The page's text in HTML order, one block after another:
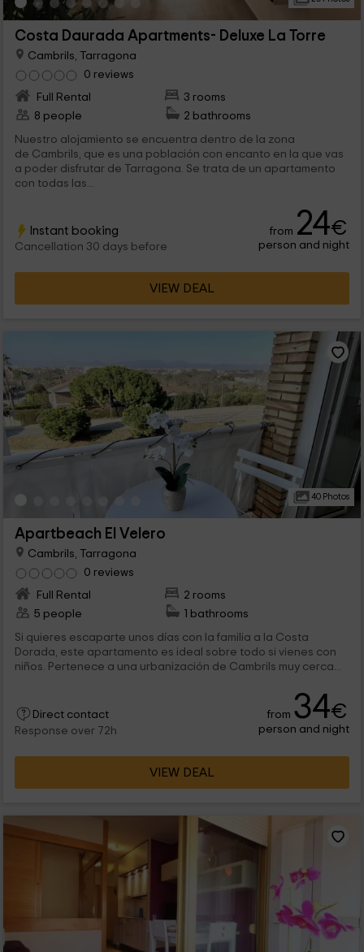
Costa Daurada Apartments- Deluxe La Torre
Cambrils, Tarragona
0 reviews
Full Rental
3 rooms
8 people
2 bathrooms
Nuestro alojamiento se encuentra dentro de la zona
de Cambrils, que es una población con encanto en la que vas
a poder disfrutar de Tarragona. Se trata de un apartamento
con todas las...
Instant booking
Cancellation 30 days before
from 24€
person and night
VIEW DEAL
40 Photos
Apartbeach El Velero
Cambrils, Tarragona
0 reviews
Full Rental
2 rooms
5 people
1 bathrooms
Si quieres escaparte unos días con la familia a la Costa
Dorada, este apartamento es ideal sobre todo si vienes con
niños. Pertenece a una urbanización de Cambrils muy cerca...
Direct contact
Response over 72h
from 34€
person and night
VIEW DEAL